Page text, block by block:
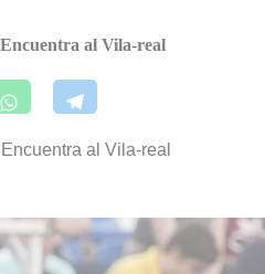
al Vila-real
al Vila-real